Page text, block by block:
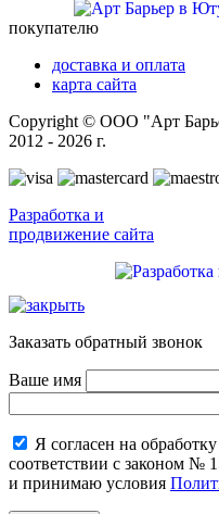
покупателю
доставка и оплата
карта сайта
Copyright © ООО "Арт
2012 - 2026 г.
Разработка и
продвижение сайта
Заказать обратный звонок
Ваше имя
Я согласен на
соответствии с законом №
и принимаю условия